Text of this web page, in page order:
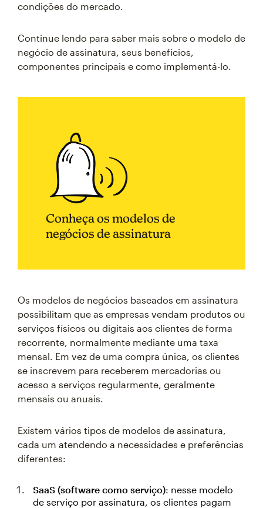
condições do mercado.
Continue lendo para saber mais sobre o modelo de
negócio de assinatura, seus benefícios,
componentes principais e como implementá-lo.
Conheça os modelos de
negócios de assinatura
Os modelos de negócios baseados em assinatura
possibilitam que as empresas vendam produtos ou
serviços físicos ou digitais aos clientes de forma
recorrente, normalmente mediante uma taxa
mensal. Em vez de uma compra única, os clientes
se inscrevem para receberem mercadorias ou
acesso a serviços regularmente, geralmente
mensais ou anuais.
Existem vários tipos de modelos de assinatura,
cada um atendendo a necessidades e preferências
diferentes:
SaaS (software como serviço): nesse modelo
de serviço por assinatura, os clientes pagam